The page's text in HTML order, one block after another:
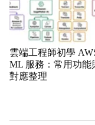
雲端工程師初學
ML 服務：常用功能
對應整理